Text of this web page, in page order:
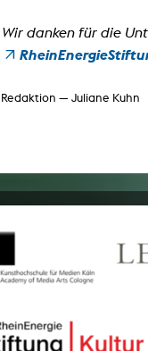
Wir danken für die
Redaktion — Juliane Kuhn